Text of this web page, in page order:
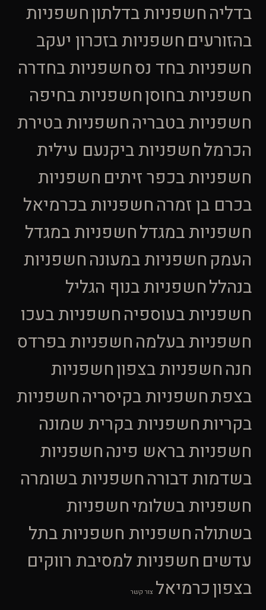
בדליהחשפניות בדלתוןחשפניות
בהזורעים חשפניות בזכרון יעקב
חשפניות בחד נסחשפניות בחדרה
חשפניות בחוסןחשפניות בחיפה
חשפניות בטבריהחשפניות בטירת
הכרמלחשפניות ביקנעם עילית
חשפניות בכפר זיתים חשפניות
בכרם בן זמרהחשפניות בכרמיאל
חשפניות במגדלחשפניות במגדל
העמקחשפניות במעונהחשפניות
בנהללחשפניות בנוף הגליל
חשפניות בעוספיהחשפניות בעכו
חשפניות בעלמהחשפניות בפרדס
חנהחשפניות בצפוןחשפניות
בצפתחשפניות בקיסריהחשפניות
בקריותחשפניות בקרית שמונה
חשפניות בראש פינהחשפניות
בשדמות דבורהחשפניות בשומרה
חשפניות בשלומיחשפניות
בשתולהחשפניות חשפניות בתל
עדשים חשפניות למסיבת רווקים
בצפוןכרמיאל צור קשר